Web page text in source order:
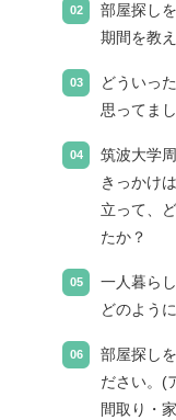
部屋探し
期間を教
どういっ
思ってまし
筑波大学
きっかけ
立って、
たか？
一人暮ら
どのよう
部屋探し
ださい。(
間取り・